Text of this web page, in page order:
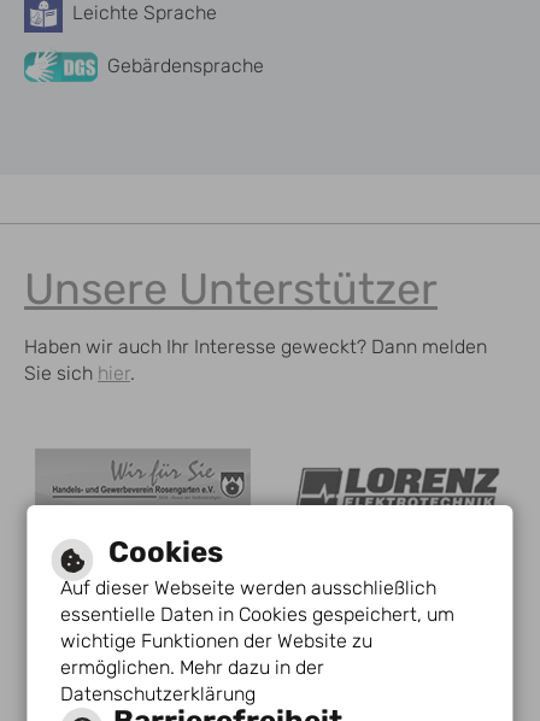
Barrierefreiheit
Leichte Sprache
Gebärdensprache
Unsere Unterstützer
Haben wir auch Ihr Interesse geweckt? Dann melden
Sie sich hier.
Cookies
Auf dieser Webseite werden ausschließlich
essentielle Daten in Cookies gespeichert, um
wichtige Funktionen der Website zu
ermöglichen. Mehr dazu in der
Datenschutzerklärung